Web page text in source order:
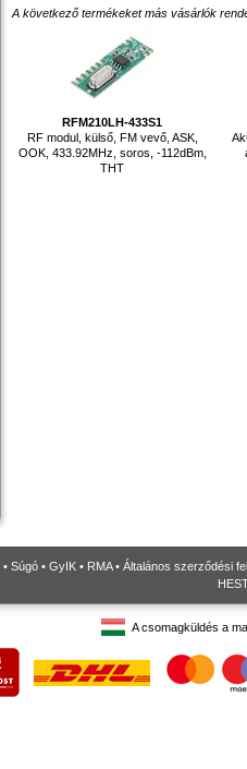
A következő termékeket más vásárlók
RFM210LH-433S1
RF modul, külső, FM vevő, ASK,
OOK, 433.92MHz, soros, -112dBm,
THT
• Súgó • GyIK • RMA• Általános szerződési
A csomagküldés a